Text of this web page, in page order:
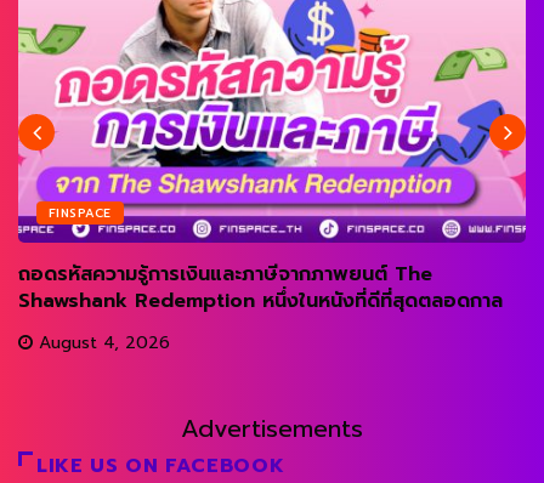
FINSPACE
ถอดรหัสความรู้การเงินและภาษีจากภาพยนต์ The
Shawshank Redemption หนึ่งในหนังที่ดีที่สุดตลอดกาล
August 4, 2026
Advertisements
LIKE US ON FACEBOOK